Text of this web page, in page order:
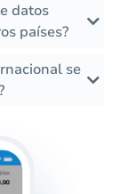
datos
países?
se